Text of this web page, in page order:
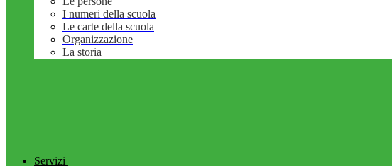
I numeri della scuola
Le carte della scuola
Organizzazione
La storia
Servizi